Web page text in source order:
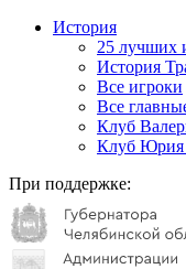
История
25 лучших
История
Все игроки
Все
Клуб
Клуб Юрия
При поддержке: